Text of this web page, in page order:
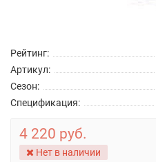
Рейтинг:
Артикул:
Сезон:
Спецификация:
4 220 руб.
Нет в наличии